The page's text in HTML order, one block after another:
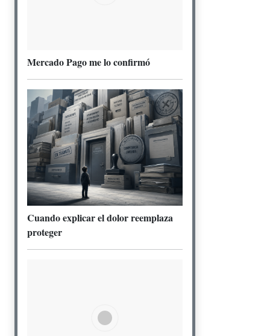
Mercado Pago me lo confirmó
Cuando explicar el dolor reemplaza
proteger